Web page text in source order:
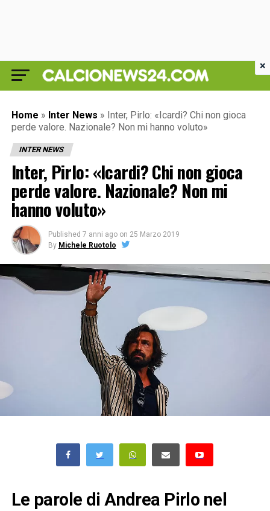
Home » Inter News » Inter, Pirlo: «Icardi? Chi non gioca
perde valore. Nazionale? Non mi hanno voluto»
INTER NEWS
Inter, Pirlo: «Icardi? Chi non gioca
perde valore. Nazionale? Non mi
hanno voluto»
Published 7 anni ago on 25 Marzo 2019
By Michele Ruotolo
Le parole di Andrea Pirlo nel
×